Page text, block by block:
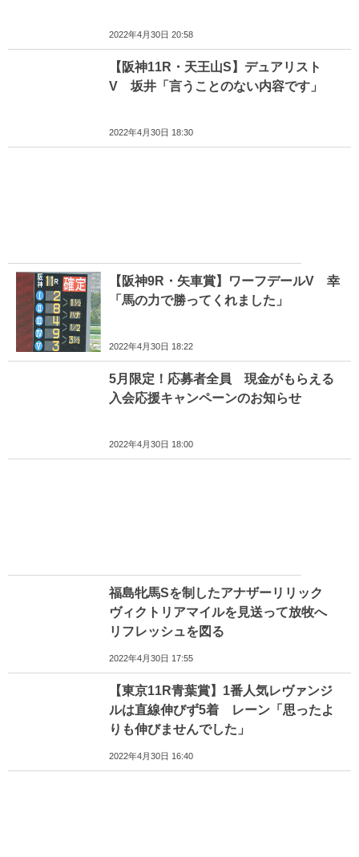
2022年4月30日 20:58
【阪神11R・天王山S】デュアリスト
V 坂井「言うことのない内容です」
2022年4月30日 18:30
【阪神9R・矢車賞】ワーフデールV 幸
「馬の力で勝ってくれました」
2022年4月30日 18:22
5月限定！応募者全員 現金がもらえる
入会応援キャンペーンのお知らせ
2022年4月30日 18:00
福島牝馬Sを制したアナザーリリック
ヴィクトリアマイルを見送って放牧へ
リフレッシュを図る
2022年4月30日 17:55
【東京11R青葉賞】1番人気レヴァンジ
ルは直線伸びず5着 レーン「思ったよ
りも伸びませんでした」
2022年4月30日 16:40